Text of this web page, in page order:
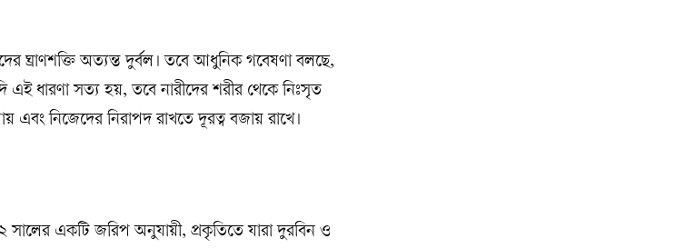
ঘ্রাণশক্তি অত্যন্ত দুর্বল। তবে আধুনিক গবেষণা বলছে,
এই ধারণা সত্য হয়, তবে নারীদের শরীর থেকে নিঃসৃত
এবং নিজেদের নিরাপদ রাখতে দূরত্ব বজায় রাখে।
সালের একটি জরিপ অনুযায়ী, প্রকৃতিতে যারা দুরবিন ও